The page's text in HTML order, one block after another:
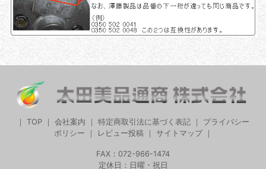
TOP 会社案内 特定商取引法に基づく表記
プライバシー
ポリシー
レビュー投稿｜ サイトマップ｜
FAX：072-966-1474
定休日：日曜・祝日